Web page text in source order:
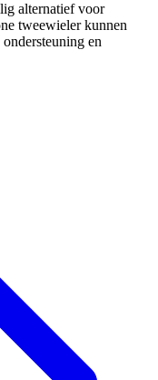
alternatief voor
tweewieler kunnen
en